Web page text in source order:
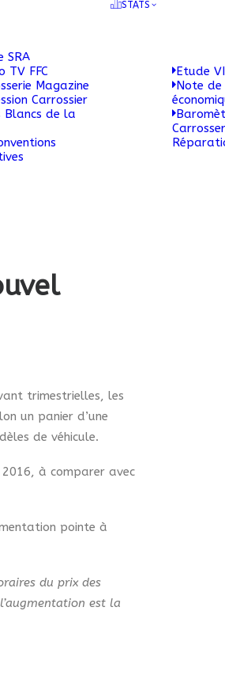
SRA
TV FFC
Magazine
Carrossier
Blancs de la
STATS
Etude
Note de
trimestrielles, les
un panier d’une
de véhicule.
2016, à comparer avec
pointe à
du prix des
est la